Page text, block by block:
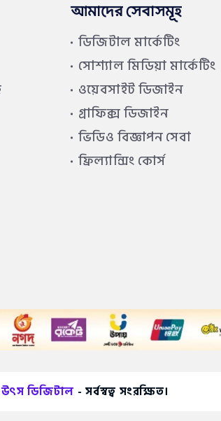
আমাদের সেবাসমূহ
ডিজিটাল মার্কেটিং
সোশ্যাল মিডিয়া মার্কেটিং
ওয়েবসাইট ডিজাইন
গ্রাফিক্স ডিজাইন
ভিডিও বিজ্ঞাপন সেবা
ফ্রিল্যান্সিং কোর্স
উৎস ডিজিটাল - সর্বস্বত্ব সংরক্ষিত।